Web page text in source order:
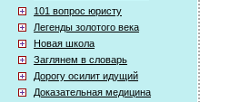
101 вопрос юристу
Легенды золотого века
Новая школа
Заглянем в словарь
Дорогу осилит идущий
Доказательная медицина